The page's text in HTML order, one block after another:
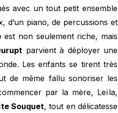
avec un tout petit ensemble
d’un piano, de percussions et
est non seulement riche, mais
parvient à déployer une
Les enfants se tirent très
de même fallu sonoriser les
par la mère, Leïla,
Souquet, tout en délicatesse